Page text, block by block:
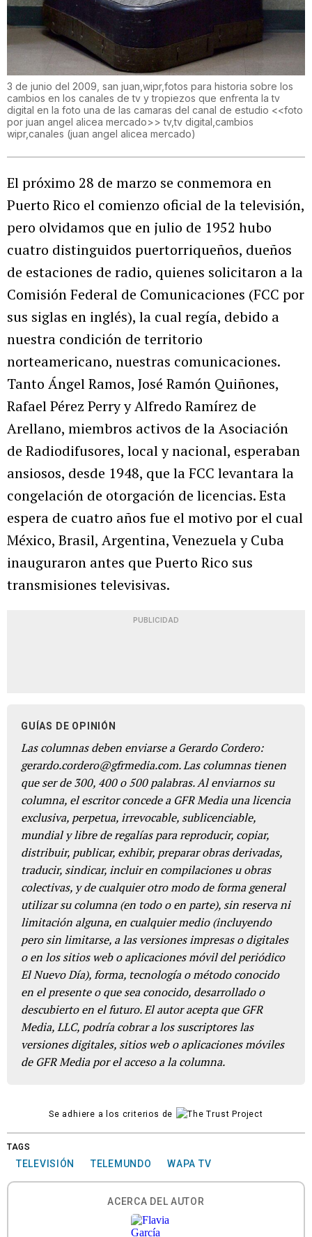
3 de junio del 2009, san juan,wipr,fotos para historia sobre los
cambios en los canales de tv y tropiezos que enfrenta la tv
digital en la foto una de las camaras del canal de estudio <<foto
por juan angel alicea mercado>> tv,tv digital,cambios
wipr,canales (juan angel alicea mercado)
El próximo 28 de marzo se conmemora en
Puerto Rico el comienzo oficial de la televisión,
pero olvidamos que en julio de 1952 hubo
cuatro distinguidos puertorriqueños, dueños
de estaciones de radio, quienes solicitaron a la
Comisión Federal de Comunicaciones (FCC por
sus siglas en inglés), la cual regía, debido a
nuestra condición de territorio
norteamericano, nuestras comunicaciones.
Tanto Ángel Ramos, José Ramón Quiñones,
Rafael Pérez Perry y Alfredo Ramírez de
Arellano, miembros activos de la Asociación
de Radiodifusores, local y nacional, esperaban
ansiosos, desde 1948, que la FCC levantara la
congelación de otorgación de licencias. Esta
espera de cuatro años fue el motivo por el cual
México, Brasil, Argentina, Venezuela y Cuba
inauguraron antes que Puerto Rico sus
transmisiones televisivas.
PUBLICIDAD
GUÍAS DE OPINIÓN
Las columnas deben enviarse a Gerardo Cordero:
gerardo.cordero@gfrmedia.com. Las columnas tienen
que ser de 300, 400 o 500 palabras. Al enviarnos su
columna, el escritor concede a GFR Media una licencia
exclusiva, perpetua, irrevocable, sublicenciable,
mundial y libre de regalías para reproducir, copiar,
distribuir, publicar, exhibir, preparar obras derivadas,
traducir, sindicar, incluir en compilaciones u obras
colectivas, y de cualquier otro modo de forma general
utilizar su columna (en todo o en parte), sin reserva ni
limitación alguna, en cualquier medio (incluyendo
pero sin limitarse, a las versiones impresas o digitales
o en los sitios web o aplicaciones móvil del periódico
El Nuevo Día), forma, tecnología o método conocido
en el presente o que sea conocido, desarrollado o
descubierto en el futuro. El autor acepta que GFR
Media, LLC, podría cobrar a los suscriptores las
versiones digitales, sitios web o aplicaciones móviles
de GFR Media por el acceso a la columna.
Se adhiere a los criterios de
TAGS
TELEVISIÓN TELEMUNDO WAPA TV
ACERCA DEL AUTOR